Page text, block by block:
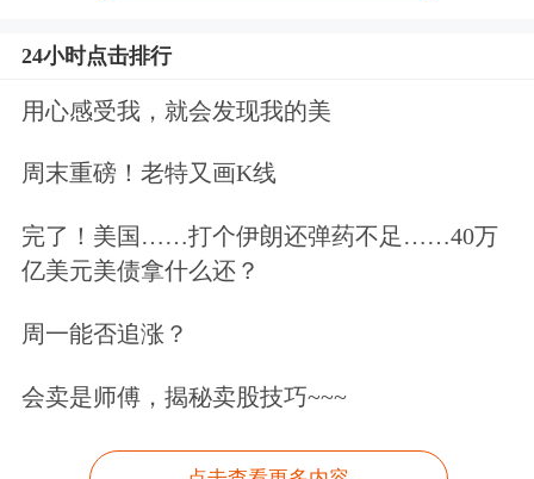
24小时点击排行
用心感受我，就会发现我的美
周末重磅！老特又画K线
完了！美国……打个伊朗还弹药不足……40万
亿美元美债拿什么还？
周一能否追涨？
会卖是师傅，揭秘卖股技巧~~~